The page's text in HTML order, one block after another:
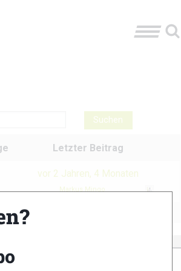
Letzter Beitrag
vor 2 Jahren, 4 Monaten
Markus Mingo
Newsletter Anmeldung